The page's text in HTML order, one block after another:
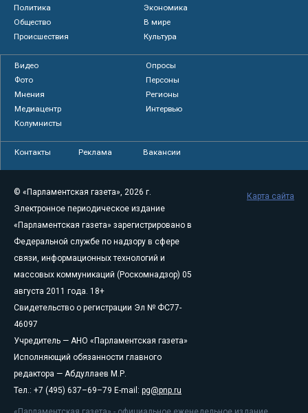
Политика
Экономика
Общество
В мире
Происшествия
Культура
Видео
Опросы
Фото
Персоны
Мнения
Регионы
Медиацентр
Интервью
Колумнисты
Контакты Реклама Вакансии
© «Парламентская газета», 2026 г.
Электронное периодическое издание
«Парламентская газета» зарегистрировано в
Федеральной службе по надзору в сфере
связи, информационных технологий и
массовых коммуникаций (Роскомнадзор) 05
августа 2011 года. 18+
Свидетельство о регистрации Эл № ФС77-
46097
Учредитель — АНО «Парламентская газета»
Исполняющий обязанности главного
редактора — Абдуллаев М.Р.
Тел.: +7 (495) 637–69–79 E-mail: pg@pnp.ru
Карта сайта